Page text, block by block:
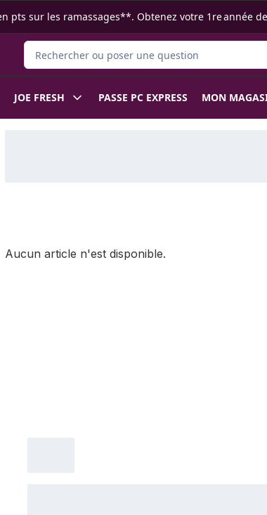
pts sur les ramassages**. Obtenez votre 1re année
Rechercher des produits
JOE FRESH PASSE PC EXPRESS MON
Aucun article n'est disponible.